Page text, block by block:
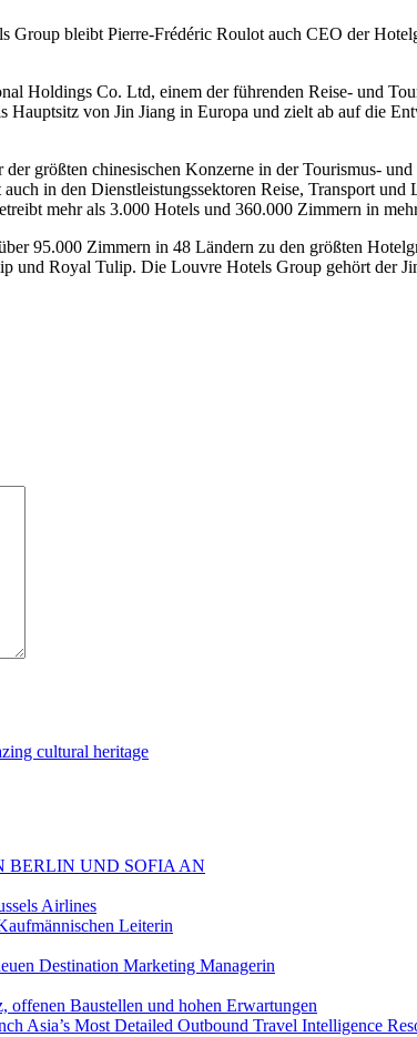
Group bleibt Pierre-Frédéric Roulot auch CEO der
Holdings Co. Ltd, einem der führenden Reise- und
von Jin Jiang in Europa und zielt ab auf die
größten chinesischen Konzerne in der Tourismus-
in den Dienstleistungssektoren Reise, Transport
mehr als 3.000 Hotels und 360.000 Zimmern in
95.000 Zimmern in 48 Ländern zu den größten
und Royal Tulip. Die Louvre Hotels Group gehört der
cultural heritage
BERLIN UND SOFIA AN
Airlines
Leiterin
Destination Marketing Managerin
Baustellen und hohen Erwartungen
Asia’s Most Detailed Outbound Travel Intelligence